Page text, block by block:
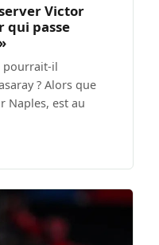
Victor
qui passe
pourrait-il
? Alors que
Naples, est au